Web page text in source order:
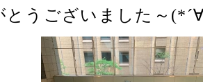
とうございました～